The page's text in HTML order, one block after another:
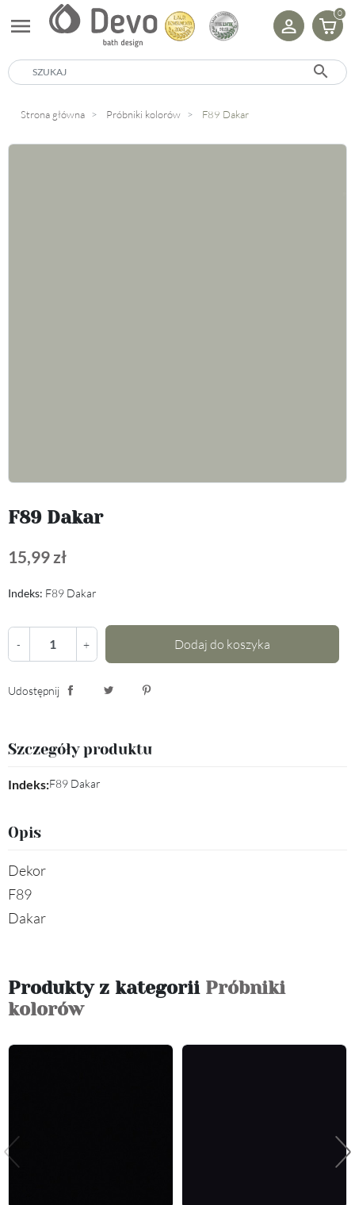
menu 0
search
Strona główna Próbniki kolorów F89 Dakar
F89 Dakar
15,99 zł
Indeks: F89 Dakar
- + Dodaj do koszyka
Udostępnij
Szczegóły produktu
Indeks:F89 Dakar
Opis
Dekor
F89
Dakar
Produkty z kategorii Próbniki
kolorów
Poprzedni